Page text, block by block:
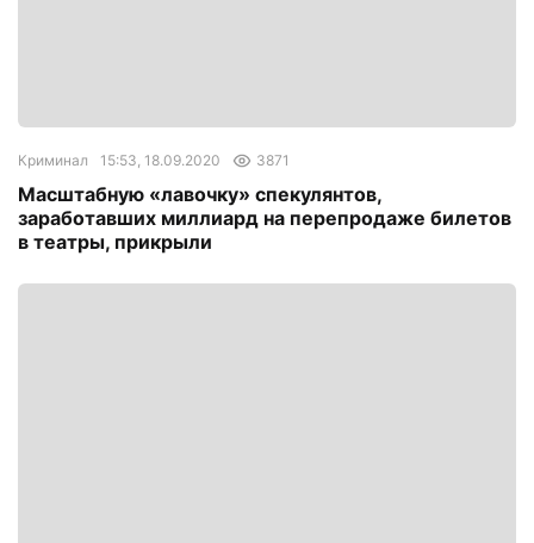
Криминал 15:53, 18.09.2020 3871
Масштабную «лавочку» спекулянтов,
заработавших миллиард на перепродаже билетов
в театры, прикрыли